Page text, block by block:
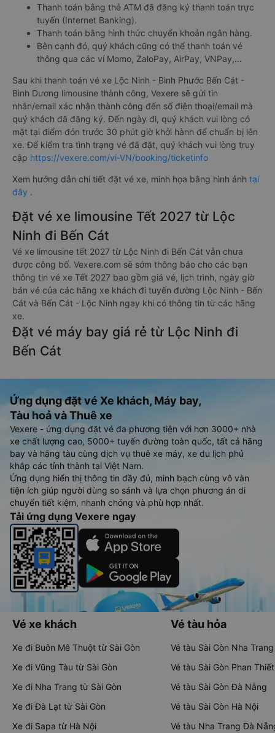
Thanh toán bằng thẻ ATM đã đăng ký thanh toán trực
tuyến (Internet Banking).
Thanh toán bằng hình thức chuyển khoản ngân hàng.
Bên cạnh đó, quý khách cũng có thể thanh toán vé
thông qua các ví Momo, ZaloPay, AirPay, VNPay,…
Sau khi thanh toán vé xe Lộc Ninh - Bình Phước Bến Cát -
Bình Dương limousine thành công, Vexere sẽ gửi tin
nhắn/email xác nhận thành công đến số điện thoại/email mà
quý khách đã đăng ký. Đến ngày đi, quý khách vui lòng có
mặt tại điểm đón trước 30 phút giờ khởi hành để chuẩn bị lên
xe. Để kiểm tra tình trạng vé đã đặt, quý khách vui lòng truy
cập https://vexere.com/vi-VN/booking/ticketinfo
Xem hướng dẫn chi tiết đặt vé xe, minh họa bằng hình ảnh tại
đây .
Đặt vé xe limousine Tết 2027 từ Lộc
Ninh đi Bến Cát
Vé xe limousine tết 2027 từ Lộc Ninh đi Bến Cát vẫn chưa
được công bố. Vexere.com sẽ sớm thông báo cho các bạn
thông tin vé xe Tết 2027 bao gồm giá vé, lịch trình, ngày giờ
bán vé của các hãng xe khách đi tuyến đường Lộc Ninh - Bến
Cát và Bến Cát - Lộc Ninh ngay khi có thông tin từ các hãng
xe.
Đặt vé máy bay giá rẻ từ Lộc Ninh đi
Bến Cát
Ứng dụng đặt vé Xe khách, Máy bay,
Tàu hoả và Thuê xe
Vexere - ứng dụng đặt vé đa phương tiện với hơn 3000+ nhà
xe chất lượng cao, 5000+ tuyến đường toàn quốc, tất cả hãng
bay và hãng tàu cùng dịch vụ thuê xe máy, xe du lịch phủ
khắp các tỉnh thành tại Việt Nam.
Ứng dụng hiển thị thông tin đầy đủ, minh bạch cùng vô vàn
tiện ích giúp người dùng so sánh và lựa chọn phương án di
chuyển tiết kiệm, nhanh chóng và phù hợp nhất.
Tải ứng dụng Vexere ngay
Vé xe khách
Xe đi Buôn Mê Thuột từ Sài Gòn
Xe đi Vũng Tàu từ Sài Gòn
Xe đi Nha Trang từ Sài Gòn
Xe đi Đà Lạt từ Sài Gòn
Xe đi Sapa từ Hà Nội
Vé tàu hỏa
Vé tàu Sài Gòn Nha Trang
Vé tàu Sài Gòn Phan Thiết
Vé tàu Sài Gòn Đà Nẵng
Vé tàu Sài Gòn Hà Nội
Vé tàu Nha Trang Đà